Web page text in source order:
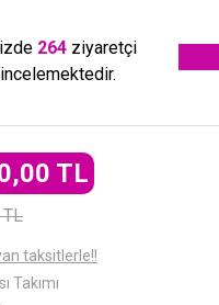
264 ziyaretçi
TL
taksitlerle!!
Takımı